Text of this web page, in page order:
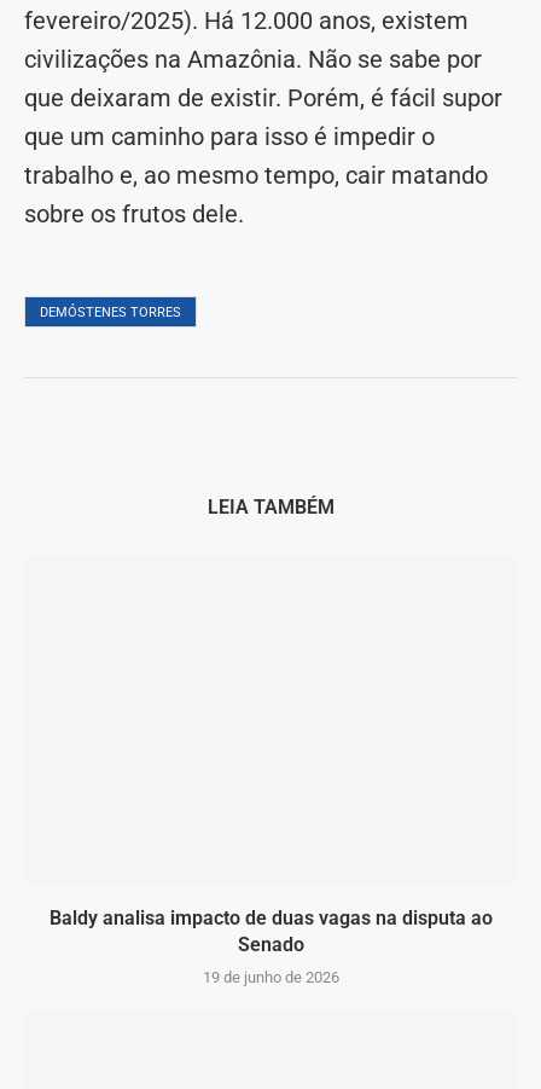
fevereiro/2025). Há 12.000 anos, existem
civilizações na Amazônia. Não se sabe por
que deixaram de existir. Porém, é fácil supor
que um caminho para isso é impedir o
trabalho e, ao mesmo tempo, cair matando
sobre os frutos dele.
DEMÓSTENES TORRES
LEIA TAMBÉM
Baldy analisa impacto de duas vagas na disputa ao
Senado
19 de junho de 2026